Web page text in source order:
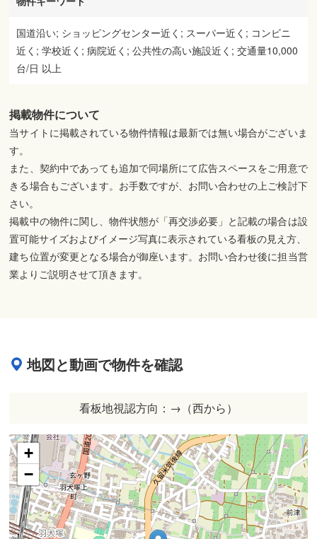
国道沿い; ショッピングセンター近く; スーパー近く; コンビニ
近く; 学校近く; 病院近く; 公共性の高い施設近く; 交通量10,000
台/日 以上
掲載物件について
当サイトに掲載されている物件情報は最新では無い場合がございま
す。
また、契約中であっても追加で同場所にて広告スペースをご用意で
きる場合もございます。お手数ですが、お問い合わせの上ご検討下
さい。
掲載中の物件に関し、物件状態が「再交渉必要」と記載の場合は設
置可能サイズおよびイメージ写真に表示されている看板の見え方、
建ち位置が変更となる場合が御座います。お問い合わせ後に担当営
業よりご説明させて頂きます。
地図と動画で物件を確認
看板地視認方向：→（西から）
+
−